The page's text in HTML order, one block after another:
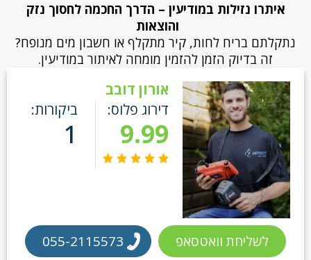
איתרו נזילות במודיעין – הדרך החכמה לחסוך נזק
והוצאות
נתקלתם בריח לחות, קיר מתקלף או חשבון מים מנופח?
זה בדיוק הזמן להזמין מומחה לאיתור במודיעין.
אורון דובב
דירוג פלוס:
9.99
ביקורות:
1
לשליחת וואטסאפ 055-2115573